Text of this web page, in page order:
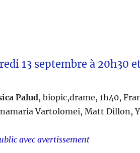
13 septembre à 20h30
Palud, biopic,drame, 1h40,
Vartolomei, Matt Dillon,
avec avertissement